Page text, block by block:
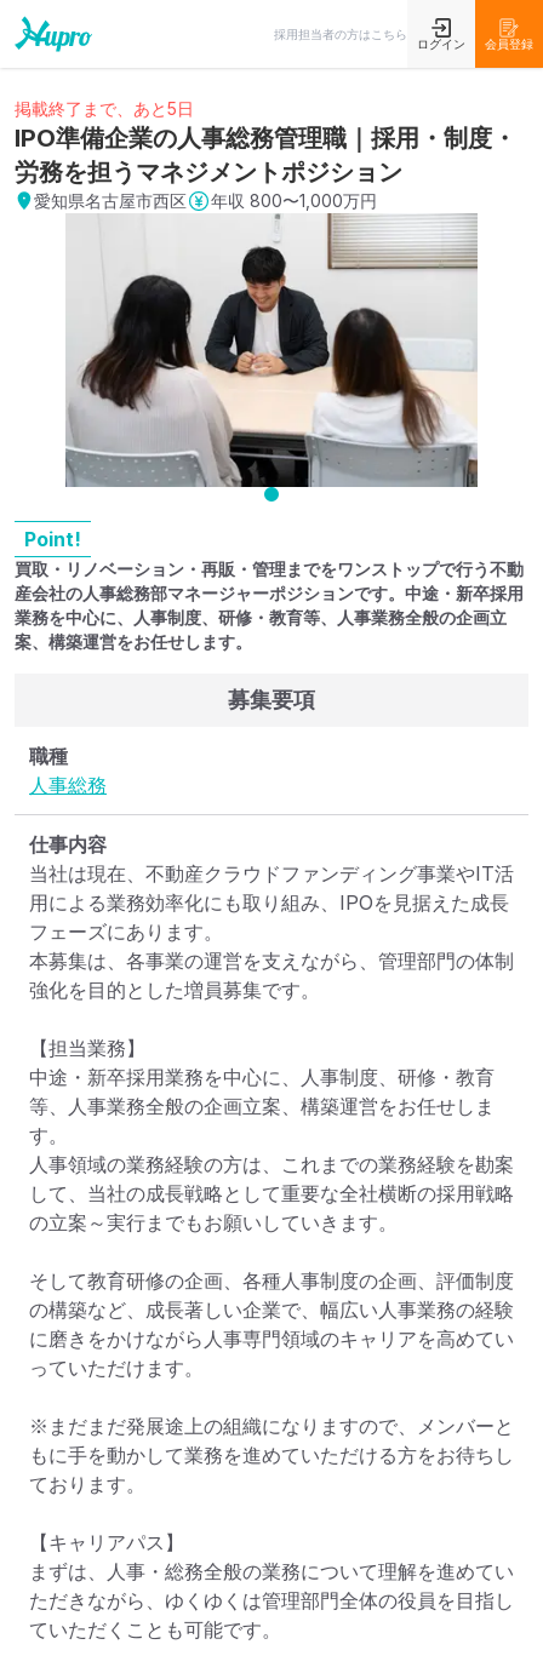
採用担当者の方はこちら
ログイン 会員登録
掲載終了まで、あと5日
IPO準備企業の人事総務管理職｜採用・制度・
労務を担うマネジメントポジション
愛知県名古屋市西区 年収 800〜1,000万円
Point!
買取・リノベーション・再販・管理までをワンストップで行う不動
産会社の人事総務部マネージャーポジションです。中途・新卒採用
業務を中心に、人事制度、研修・教育等、人事業務全般の企画立
案、構築運営をお任せします。
募集要項
職種
人事総務
仕事内容
当社は現在、不動産クラウドファンディング事業やIT活
用による業務効率化にも取り組み、IPOを見据えた成長
フェーズにあります。
本募集は、各事業の運営を支えながら、管理部門の体制
強化を目的とした増員募集です。
【担当業務】
中途・新卒採用業務を中心に、人事制度、研修・教育
等、人事業務全般の企画立案、構築運営をお任せしま
す。
人事領域の業務経験の方は、これまでの業務経験を勘案
して、当社の成長戦略として重要な全社横断の採用戦略
の立案～実行までもお願いしていきます。
そして教育研修の企画、各種人事制度の企画、評価制度
の構築など、成長著しい企業で、幅広い人事業務の経験
に磨きをかけながら人事専門領域のキャリアを高めてい
っていただけます。
※まだまだ発展途上の組織になりますので、メンバーと
もに手を動かして業務を進めていただける方をお待ちし
ております。
【キャリアパス】
まずは、人事・総務全般の業務について理解を進めてい
ただきながら、ゆくゆくは管理部門全体の役員を目指し
ていただくことも可能です。